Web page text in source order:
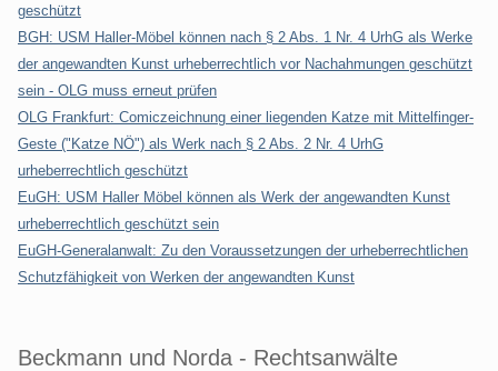
geschützt
BGH: USM Haller-Möbel können nach § 2 Abs. 1 Nr. 4 UrhG als Werke
der angewandten Kunst urheberrechtlich vor Nachahmungen geschützt
sein - OLG muss erneut prüfen
OLG Frankfurt: Comiczeichnung einer liegenden Katze mit Mittelfinger-
Geste ("Katze NÖ") als Werk nach § 2 Abs. 2 Nr. 4 UrhG
urheberrechtlich geschützt
EuGH: USM Haller Möbel können als Werk der angewandten Kunst
urheberrechtlich geschützt sein
EuGH-Generalanwalt: Zu den Voraussetzungen der urheberrechtlichen
Schutzfähigkeit von Werken der angewandten Kunst
Beckmann und Norda - Rechtsanwälte